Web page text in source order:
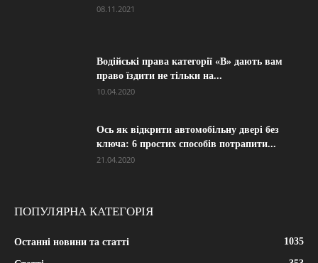
08.11.2021
Водійські права категорії «B» дають вам
право їздити не тільки на...
10.04.2020
Ось як відкрити автомобільну двері без
ключа: 6 простих способів потрапити...
21.04.2020
ПОПУЛЯРНА КАТЕГОРІЯ
Останні новини та статті 1035